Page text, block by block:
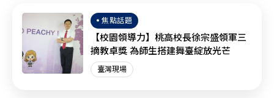
焦點話題
【校園領導力】桃高校長徐宗盛領軍三
摘教卓獎 為師生搭建舞臺綻放光芒
臺灣現場